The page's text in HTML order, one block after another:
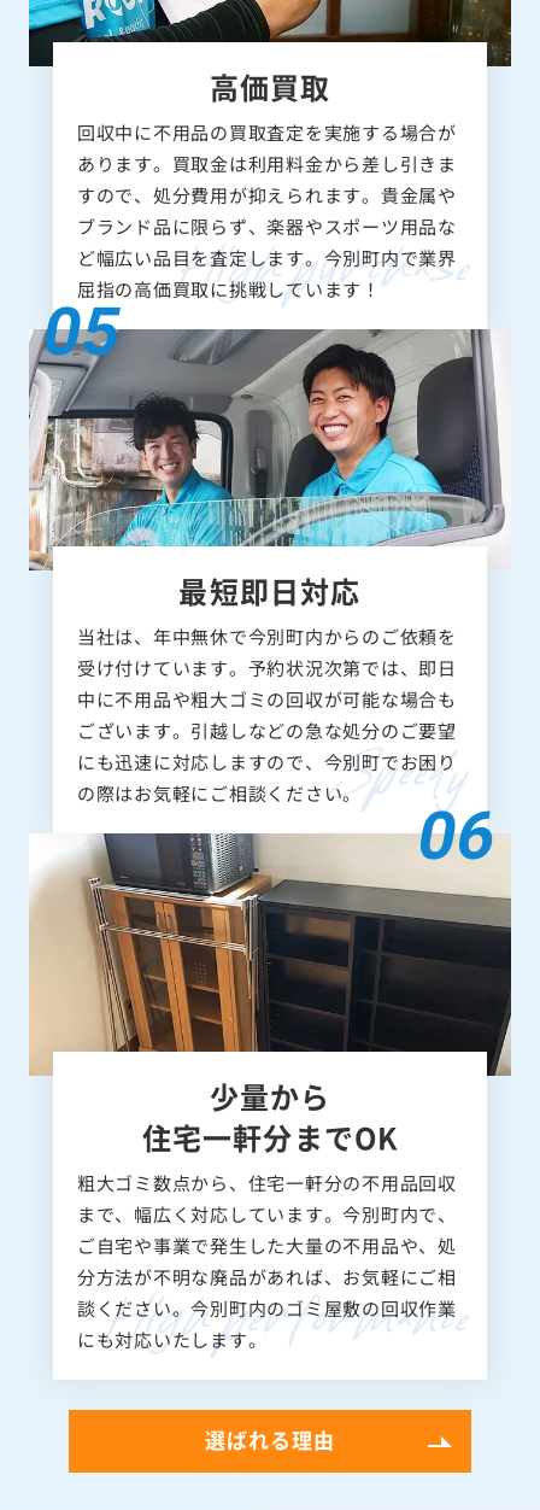
高価買取
回収中に不用品の買取査定を実施する場合が
あります。買取金は利用料金から差し引きま
すので、処分費用が抑えられます。貴金属や
ブランド品に限らず、楽器やスポーツ用品な
ど幅広い品目を査定します。今別町内で業界
屈指の高価買取に挑戦しています！
最短即日対応
当社は、年中無休で今別町内からのご依頼を
受け付けています。予約状況次第では、即日
中に不用品や粗大ゴミの回収が可能な場合も
ございます。引越しなどの急な処分のご要望
にも迅速に対応しますので、今別町でお困り
の際はお気軽にご相談ください。
少量から
住宅一軒分までOK
粗大ゴミ数点から、住宅一軒分の不用品回収
まで、幅広く対応しています。今別町内で、
ご自宅や事業で発生した大量の不用品や、処
分方法が不明な廃品があれば、お気軽にご相
談ください。今別町内のゴミ屋敷の回収作業
にも対応いたします。
選ばれる理由